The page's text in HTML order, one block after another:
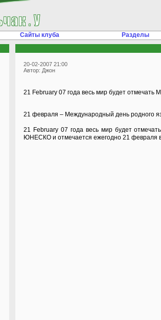
Сайты клуба Разделы
20-02-2007 21:00
Автор: Джон
21 February 07 года весь мир будет отмечать
21 февраля – Международный день родного
21 February 07 года весь мир будет
ЮНЕСКО и отмечается ежегодно 21 февраля